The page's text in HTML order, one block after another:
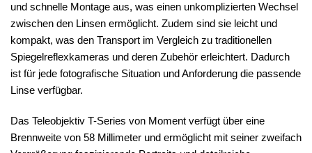
und schnelle Montage aus, was einen unkomplizierten Wechsel
zwischen den Linsen ermöglicht. Zudem sind sie leicht und
kompakt, was den Transport im Vergleich zu traditionellen
Spiegelreflexkameras und deren Zubehör erleichtert. Dadurch
ist für jede fotografische Situation und Anforderung die passende
Linse verfügbar.
Das Teleobjektiv T-Series von Moment verfügt über eine
Brennweite von 58 Millimeter und ermöglicht mit seiner zweifach